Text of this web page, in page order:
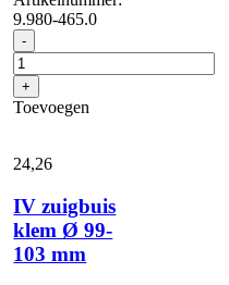
9.980-465.0
- IV
zuigbuis
klem
Ø
74-
mm
aantal
+
Toevoegen
24,26
IV zuigbuis
klem Ø 99-
103 mm